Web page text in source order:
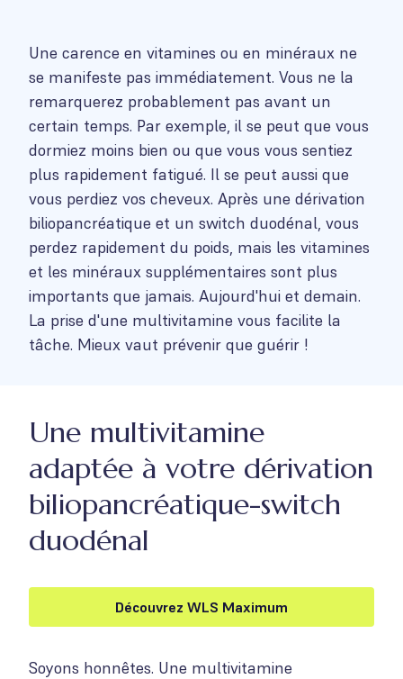
Une carence en vitamines ou en minéraux ne
se manifeste pas immédiatement. Vous ne la
remarquerez probablement pas avant un
certain temps. Par exemple, il se peut que vous
dormiez moins bien ou que vous vous sentiez
plus rapidement fatigué. Il se peut aussi que
vous perdiez vos cheveux. Après une dérivation
biliopancréatique et un switch duodénal, vous
perdez rapidement du poids, mais les vitamines
et les minéraux supplémentaires sont plus
importants que jamais. Aujourd'hui et demain.
La prise d'une multivitamine vous facilite la
tâche. Mieux vaut prévenir que guérir !
Une multivitamine
adaptée à votre dérivation
biliopancréatique-switch
duodénal
Soyons honnêtes. Une multivitamine
Découvrez WLS Maximum